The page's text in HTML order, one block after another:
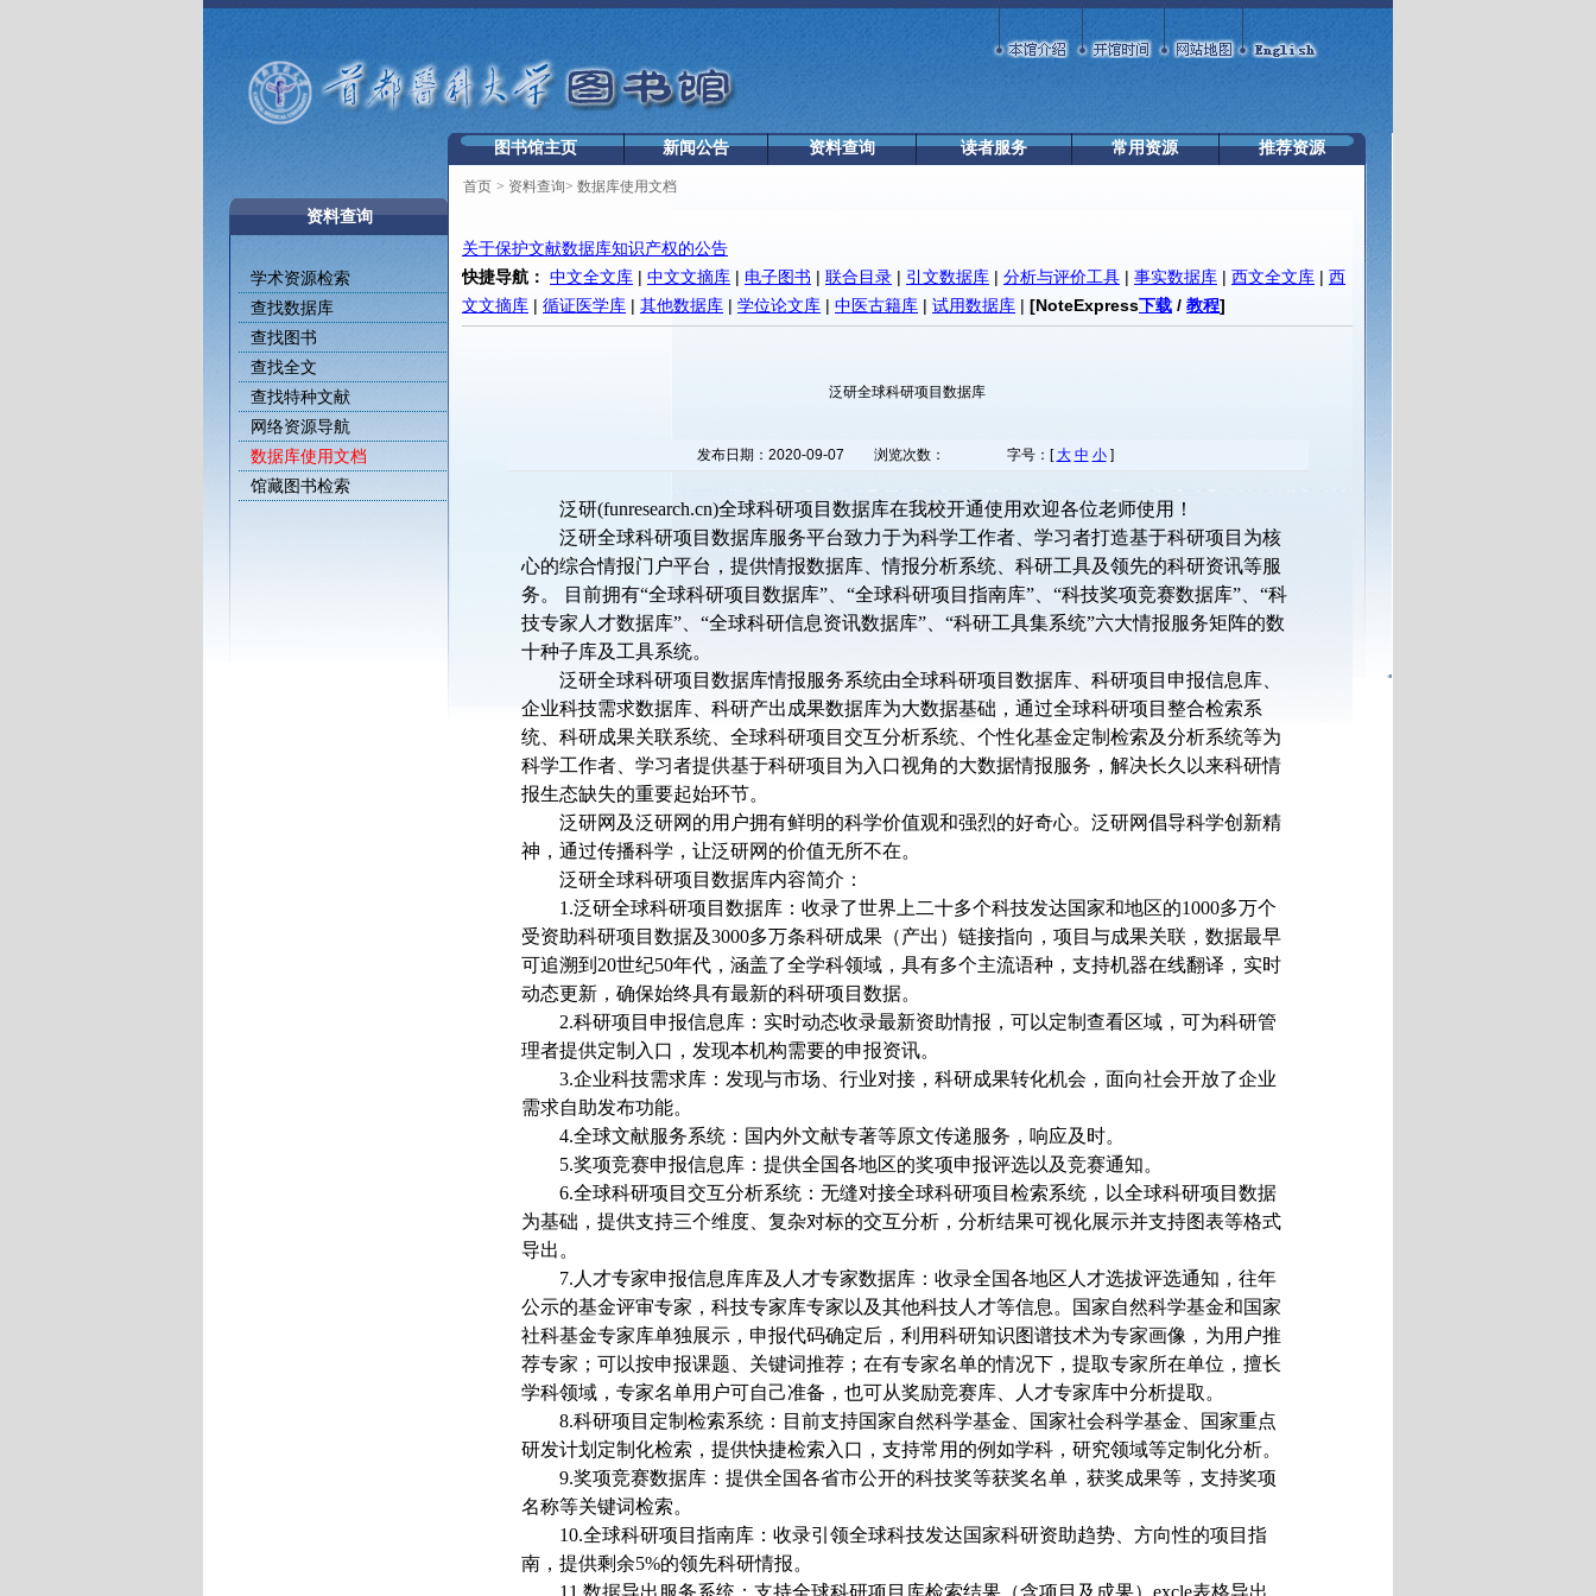
资料查询
学术资源检索
查找数据库
查找图书
查找全文
查找特种文献
网络资源导航
数据库使用文档
馆藏图书检索
图书馆主页 新闻公告 资料查询 读者服务 常用资源 推荐资源
首页 > 资料查询> 数据库使用文档
关于保护文献数据库知识产权的公告
快捷导航： 中文全文库 | 中文文摘库 | 电子图书 | 联合目录 | 引文数据库 | 分析与评价工具 | 事实数据库 | 西文全文库 | 西
文文摘库 | 循证医学库 | 其他数据库 | 学位论文库 | 中医古籍库 | 试用数据库 | [NoteExpress下载 / 教程]
泛研全球科研项目数据库
发布日期：2020-09-07 浏览次数： 字号：[大 中 小]
泛研(funresearch.cn)全球科研项目数据库在我校开通使用欢迎各位老师使用！
泛研全球科研项目数据库服务平台致力于为科学工作者、学习者打造基于科研项目为核
心的综合情报门户平台，提供情报数据库、情报分析系统、科研工具及领先的科研资讯等服
务。 目前拥有“全球科研项目数据库”、“全球科研项目指南库”、“科技奖项竞赛数据库”、“科
技专家人才数据库”、“全球科研信息资讯数据库”、“科研工具集系统”六大情报服务矩阵的数
十种子库及工具系统。
泛研全球科研项目数据库情报服务系统由全球科研项目数据库、科研项目申报信息库、
企业科技需求数据库、科研产出成果数据库为大数据基础，通过全球科研项目整合检索系
统、科研成果关联系统、全球科研项目交互分析系统、个性化基金定制检索及分析系统等为
科学工作者、学习者提供基于科研项目为入口视角的大数据情报服务，解决长久以来科研情
报生态缺失的重要起始环节。
泛研网及泛研网的用户拥有鲜明的科学价值观和强烈的好奇心。泛研网倡导科学创新精
神，通过传播科学，让泛研网的价值无所不在。
泛研全球科研项目数据库内容简介：
1.泛研全球科研项目数据库：收录了世界上二十多个科技发达国家和地区的1000多万个
受资助科研项目数据及3000多万条科研成果（产出）链接指向，项目与成果关联，数据最早
可追溯到20世纪50年代，涵盖了全学科领域，具有多个主流语种，支持机器在线翻译，实时
动态更新，确保始终具有最新的科研项目数据。
2.科研项目申报信息库：实时动态收录最新资助情报，可以定制查看区域，可为科研管
理者提供定制入口，发现本机构需要的申报资讯。
3.企业科技需求库：发现与市场、行业对接，科研成果转化机会，面向社会开放了企业
需求自助发布功能。
4.全球文献服务系统：国内外文献专著等原文传递服务，响应及时。
5.奖项竞赛申报信息库：提供全国各地区的奖项申报评选以及竞赛通知。
6.全球科研项目交互分析系统：无缝对接全球科研项目检索系统，以全球科研项目数据
为基础，提供支持三个维度、复杂对标的交互分析，分析结果可视化展示并支持图表等格式
导出。
7. 人才专家申报信息库库及人才专家数据库：收录全国各地区人才选拔评选通知，往年
公示的基金评审专家，科技专家库专家以及其他科技人才等信息。国家自然科学基金和国家
社科基金专家库单独展示，申报代码确定后，利用科研知识图谱技术为专家画像，为用户推
荐专家；可以按申报课题、关键词推荐；在有专家名单的情况下，提取专家所在单位，擅长
学科领域，专家名单用户可自己准备，也可从奖励竞赛库、人才专家库中分析提取。
8.科研项目定制检索系统：目前支持国家自然科学基金、国家社会科学基金、国家重点
研发计划定制化检索，提供快捷检索入口，支持常用的例如学科，研究领域等定制化分析。
9.奖项竞赛数据库：提供全国各省市公开的科技奖等获奖名单，获奖成果等，支持奖项
名称等关键词检索。
10.全球科研项目指南库：收录引领全球科技发达国家科研资助趋势、方向性的项目指
南，提供剩余5%的领先科研情报。
11. 数据导出服务系统：支持全球科研项目库检索结果（含项目及成果）excle表格导出，